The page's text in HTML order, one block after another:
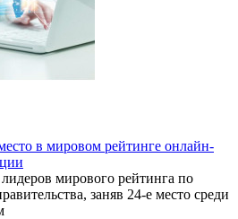
в мировом рейтинге онлайн-
мирового рейтинга по
заняв 24-е место среди